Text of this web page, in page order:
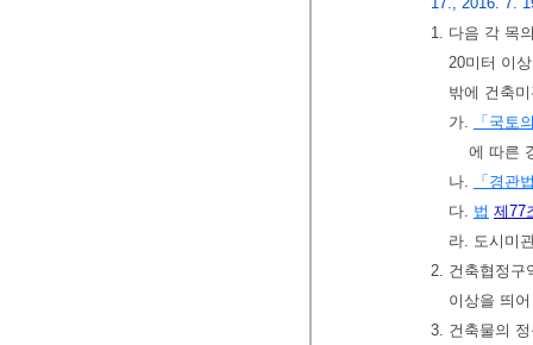
1. 다음 각 목
20미터 이
밖에 건축
가.
「국토
에 따른
나.
「경관
다. 법 제77
라. 도시미
2. 건축협정구
이상을 띄
3. 건축물의